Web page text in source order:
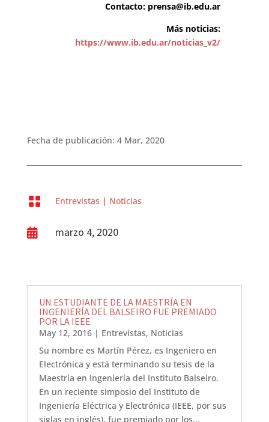
Contacto: prensa@ib.edu.ar
Más noticias:
https://www.ib.edu.ar/noticias_v2/
Fecha de publicación: 4 Mar, 2020
 Entrevistas | Noticias
 marzo 4, 2020
UN ESTUDIANTE DE LA MAESTRÍA EN
INGENIERÍA DEL BALSEIRO FUE PREMIADO
POR LA IEEE
May 12, 2016| Entrevistas, Noticias
Su nombre es Martín Pérez, es Ingeniero en
Electrónica y está terminando su tesis de la
Maestría en Ingeniería del Instituto Balseiro.
En un reciente simposio del Instituto de
Ingeniería Eléctrica y Electrónica (IEEE, por sus
siglas en inglés), fue premiado por los...